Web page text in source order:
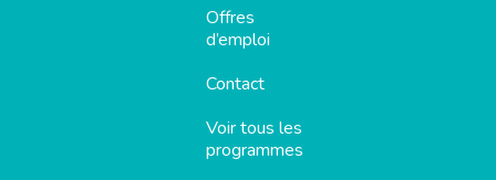
Offres
d’emploi
Contact
Voir tous les
programmes